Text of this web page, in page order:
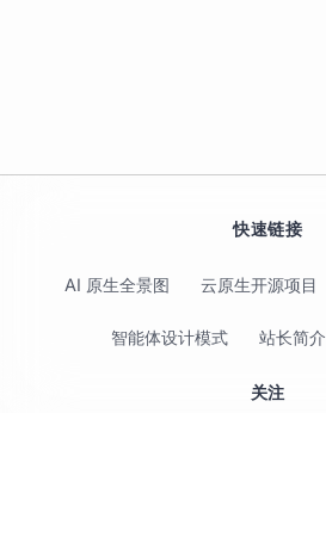
快速链接
AI 原生全景图 云原生开源项目
智能体设计模式 站长简介
关注